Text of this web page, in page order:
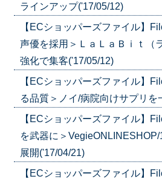
ラインアップ('17/05/12)
【ECショッパーズファイル】
声優を採用＞ＬａＬａＢｉｔ（
強化で集客('17/05/12)
【ECショッパーズファイル】
る品質＞ノイ/病院向けサプリを
【ECショッパーズファイル】
を武器に＞
展開('17/04/21)
【ECショッパーズファイル】